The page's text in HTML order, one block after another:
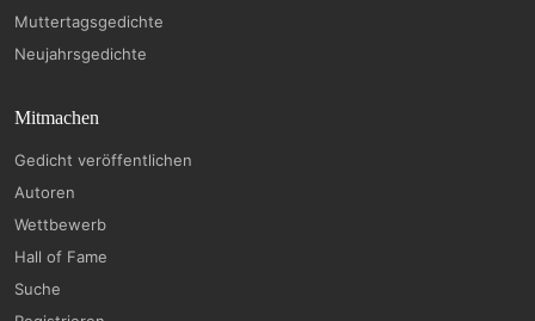
Muttertagsgedichte
Neujahrsgedichte
Mitmachen
Gedicht veröffentlichen
Autoren
Wettbewerb
Hall of Fame
Suche